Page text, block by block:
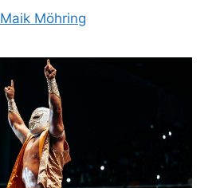
Maik Möhring